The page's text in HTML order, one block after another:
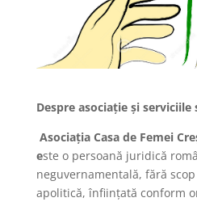
Despre asociaţie şi
Asociaţia Casa de Femei
este o persoană juridică
neguvernamentală, fără
apolitică, înfiinţată conform